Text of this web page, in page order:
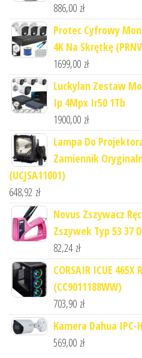
886,00 zł
Protec Cyfrowy
4K Na Skrętkę
1699,00 zł
Luckylan Zestaw
Ip 4Mpx Ir50 1Tb
1900,00 zł
Lampa Do
Zamiennik
(UCJSA11001)
648,92 zł
Novus Zszywacz
Zszywek Typ 53 37
82,24 zł
CORSAIR ICUE 465X
(CC9011188WW)
703,90 zł
Kamera Dahua IPC-
569,00 zł